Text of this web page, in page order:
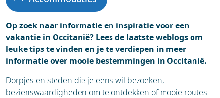
Op zoek naar informatie en inspiratie voor een
vakantie in Occitanië? Lees de laatste weblogs om
leuke tips te vinden en je te verdiepen in meer
informatie over mooie bestemmingen in Occitanië.
Dorpjes en steden die je eens wil bezoeken,
bezienswaardigheden om te ontdekken of mooie routes